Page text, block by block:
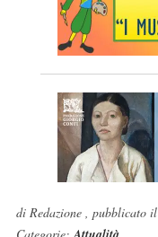
di Redazione , pubblicato